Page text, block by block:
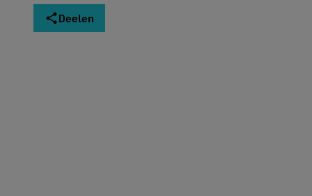
Deelen